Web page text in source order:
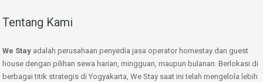
Tentang Kami
We Stay adalah perusahaan penyedia jasa operator homestay dan guest
house dengan pilihan sewa harian, mingguan, maupun bulanan. Berlokasi di
berbagai titik strategis di Yogyakarta, We Stay saat ini telah mengelola lebih